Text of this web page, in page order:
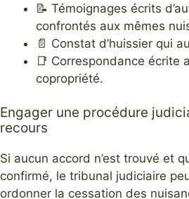
📝 Témoignages écrits
confrontés aux mêmes
📄 Constat d’huissier qui
📑 Correspondance écrite
copropriété.
Engager une procédure
recours
Si aucun accord n’est trouvé et
confirmé, le tribunal judiciaire
ordonner la cessation des